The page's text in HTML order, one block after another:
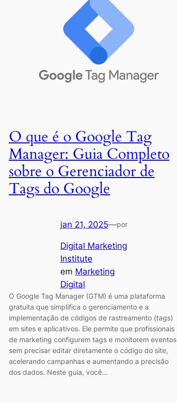
O que é o Google Tag
Manager: Guia Completo
sobre o Gerenciador de
Tags do Google
jan 21, 2025—por
Digital Marketing
Institute
em Marketing
Digital
O Google Tag Manager (GTM) é uma plataforma
gratuita que simplifica o gerenciamento e a
implementação de códigos de rastreamento (tags)
em sites e aplicativos. Ele permite que profissionais
de marketing configurem tags e monitorem eventos
sem precisar editar diretamente o código do site,
acelerando campanhas e aumentando a precisão
dos dados. Neste guia, você…